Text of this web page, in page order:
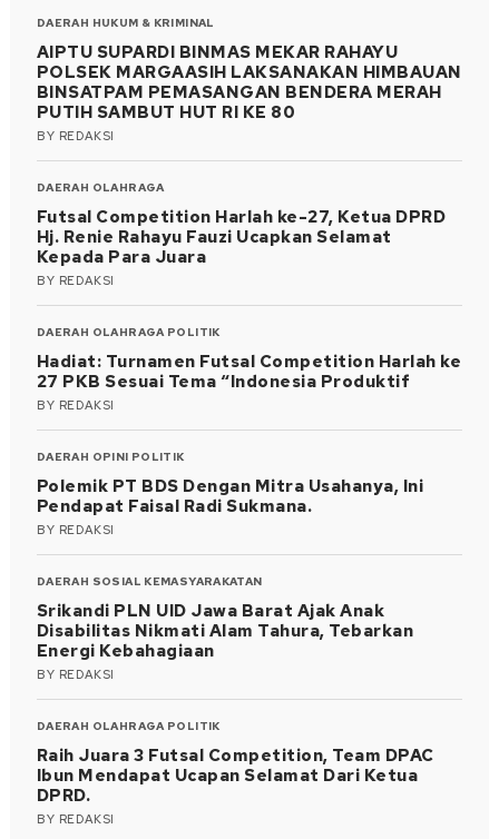
DAERAH HUKUM & KRIMINAL
AIPTU SUPARDI BINMAS MEKAR RAHAYU
POLSEK MARGAASIH LAKSANAKAN HIMBAUAN
BINSATPAM PEMASANGAN BENDERA MERAH
PUTIH SAMBUT HUT RI KE 80
BY REDAKSI
DAERAH OLAHRAGA
Futsal Competition Harlah ke-27, Ketua DPRD
Hj. Renie Rahayu Fauzi Ucapkan Selamat
Kepada Para Juara
BY REDAKSI
DAERAH OLAHRAGA POLITIK
Hadiat: Turnamen Futsal Competition Harlah ke
27 PKB Sesuai Tema “Indonesia Produktif
BY REDAKSI
DAERAH OPINI POLITIK
Polemik PT BDS Dengan Mitra Usahanya, Ini
Pendapat Faisal Radi Sukmana.
BY REDAKSI
DAERAH SOSIAL KEMASYARAKATAN
Srikandi PLN UID Jawa Barat Ajak Anak
Disabilitas Nikmati Alam Tahura, Tebarkan
Energi Kebahagiaan
BY REDAKSI
DAERAH OLAHRAGA POLITIK
Raih Juara 3 Futsal Competition, Team DPAC
Ibun Mendapat Ucapan Selamat Dari Ketua
DPRD.
BY REDAKSI